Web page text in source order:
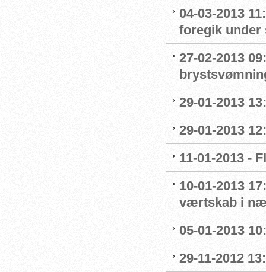
04-03-2013
foregik under
27-02-2013
29-01-2013
29-01-2013
11-01-2013 -
10-01-2013
værtskab i
05-01-2013
29-11-2012